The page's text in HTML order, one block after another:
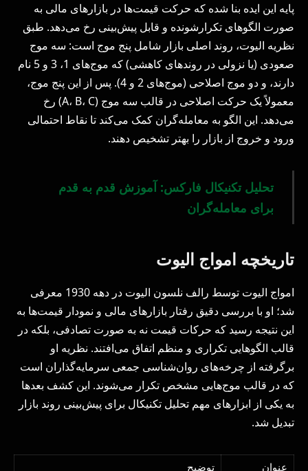
پایه این ایده بنا شده که حرکت قیمت‌ها در بازارهای مالی به
صورت الگوهای تکرارشونده و قابل پیش‌بینی رخ می‌دهد. طبق
نظریه الیوت، روند اصلی بازار شامل پنج موج است: سه موج
صعودی (یا نزولی در روندهای کاهشی) که موج‌های 1، 3 و 5 نام
دارند، و دو موج اصلاحی (موج‌های 2 و 4). پس از این پنج موج،
معمولاً یک حرکت اصلاحی در قالب سه موج (A، B، C) رخ
می‌دهد. این الگو به معامله‌گران کمک می‌کند تا نقاط احتمالی
ورود و خروج از بازار را بهتر تشخیص دهند.
تحلیل تکنیکال فارکس: آموزش قدم به قدم
برای معامله‌گران
تاریخچه امواج الیوت
امواج الیوت توسط رالف نلسون الیوت در دهه 1930 معرفی
شد؛ او با بررسی دقیق رفتار بازارهای مالی و نمودار قیمت‌ها به
این نتیجه رسید که حرکات قیمت نه به صورت تصادفی، بلکه در
قالب الگوهایی تکراری و منظم اتفاق می‌افتند. نظریه او
برگرفته از چرخه‌های روان‌شناسی جمعی سرمایه‌گذاران است
که در قالب موج‌هایی مشخص تکرار می‌شوند. این کشف بعدها
به یکی از ابزارهای مهم تحلیل تکنیکال برای پیش‌بینی روند بازار
تبدیل شد.
عنوان
توضیح